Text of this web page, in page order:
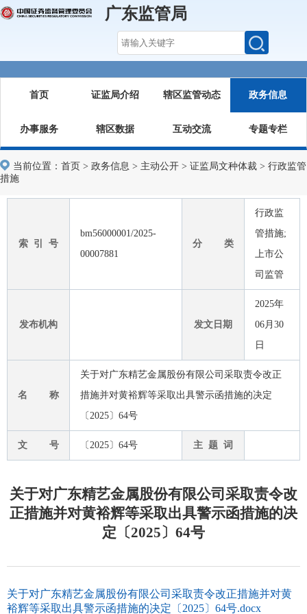
广东监管局
首页 证监局介绍 辖区监管动态 政务信息
办事服务 辖区数据 互动交流 专题专栏
当前位置： 首页 > 政务信息 > 主动公开 > 证监局文种体裁 > 行政监管
措施
索 引 号
bm56000001/2025-
00007881
分 类
行政监
管措施;
上市公
司监管
发布机构 发文日期
2025年
06月30
日
名 称
关于对广东精艺金属股份有限公司采取责令改正
措施并对黄裕辉等采取出具警示函措施的决定
〔2025〕64号
文 号 〔2025〕64号 主 题 词
关于对广东精艺金属股份有限公司采取责令改
正措施并对黄裕辉等采取出具警示函措施的决
定〔2025〕64号
关于对广东精艺金属股份有限公司采取责令改正措施并对黄
裕辉等采取出具警示函措施的决定〔2025〕64号.docx